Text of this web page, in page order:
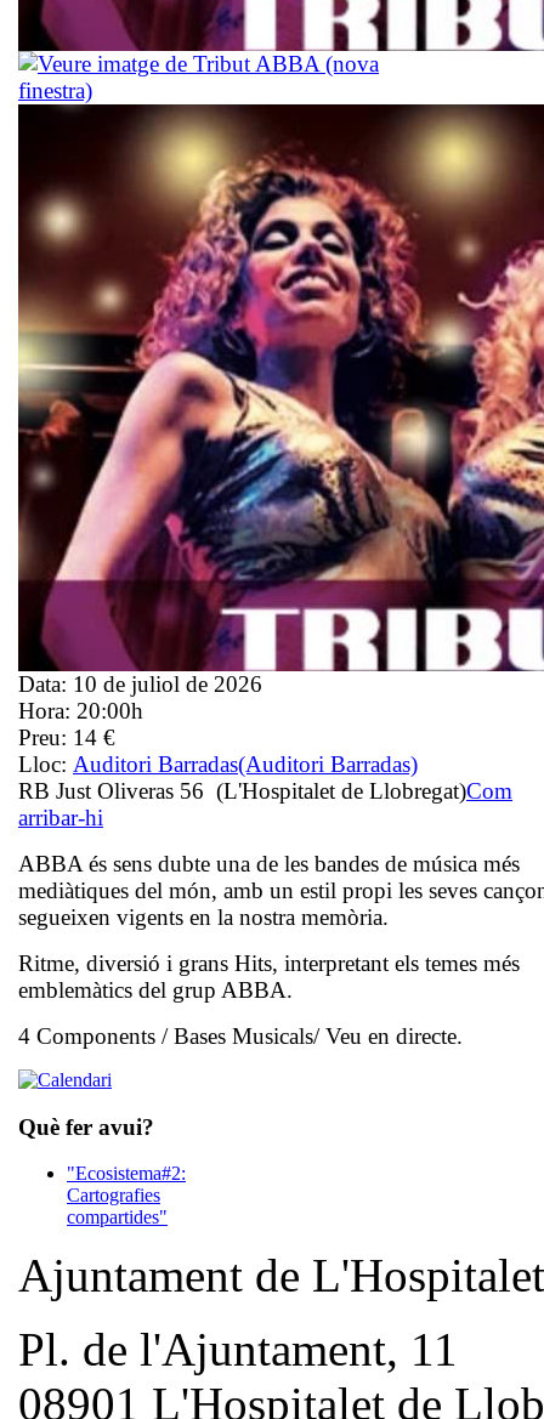
Data: 10 de juliol de 2026
Hora: 20:00h
Preu: 14 €
Lloc: Auditori Barradas(Auditori Barradas)
RB Just Oliveras 56 (L'Hospitalet de Llobregat)Com
arribar-hi
ABBA és sens dubte una de les bandes de música més
mediàtiques del món, amb un estil propi les seves
segueixen vigents en la nostra memòria.
Ritme, diversió i grans Hits, interpretant els temes més
emblemàtics del grup ABBA.
4 Components / Bases Musicals/ Veu en directe.
Què fer avui?
"Ecosistema#2:
Cartografies
compartides"
Ajuntament de L'Hospitalet
Pl. de l'Ajuntament, 11
08901 L'Hospitalet de